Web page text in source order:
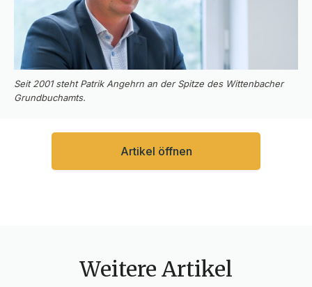
Seit 2001 steht Patrik Angehrn an der Spitze des Wittenbacher
Grundbuchamts.
Artikel öffnen
Weitere Artikel